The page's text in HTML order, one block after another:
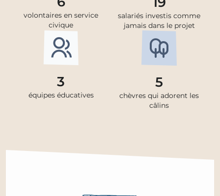
volontaires en service
civique
salariés investis comme
jamais dans le projet
3
équipes éducatives
5
chèvres qui adorent les
câlins